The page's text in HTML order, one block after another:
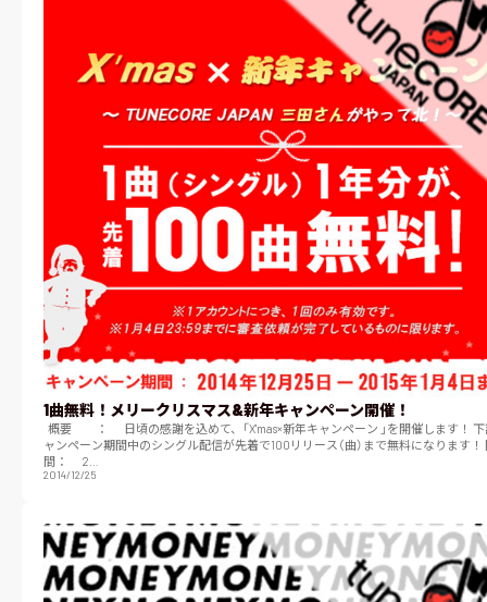
1曲無料！メリークリスマス&新年キャンペーン開催！
ャンペーン期間中のシングル配信が先着で100リリース（曲）まで無料になります！ 開催期
間： 2…
2014/12/25